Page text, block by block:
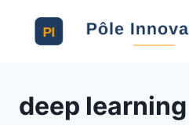
deep learning